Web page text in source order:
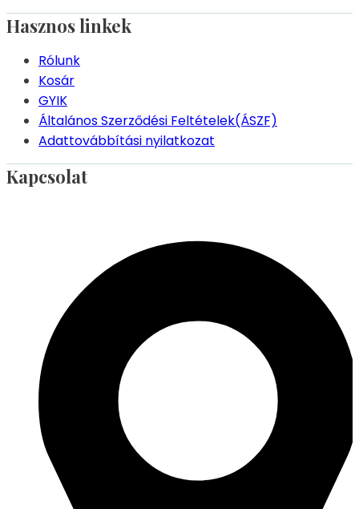
Hasznos linkek
Rólunk
Kosár
GYIK
Általános Szerződési Feltételek(ÁSZF)
Adattovábbítási nyilatkozat
Kapcsolat